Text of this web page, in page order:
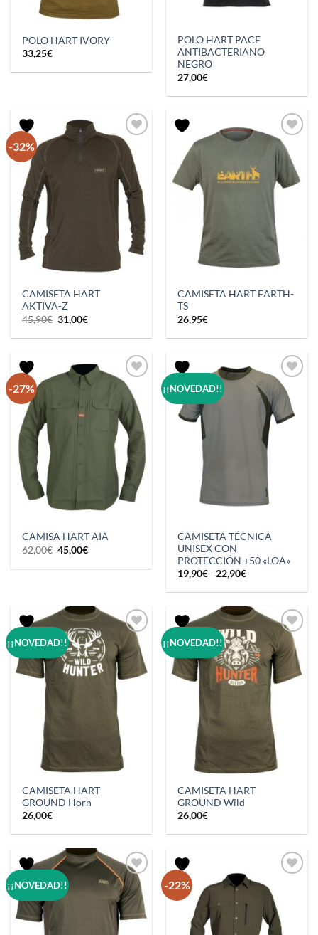
POLO HART IVORY
33,25€
POLO HART PACE
ANTIBACTERIANO
NEGRO
27,00€
-32%
CAMISETA HART
AKTIVA-Z
45,90€ El
precio
original
31,00€El
actual
CAMISETA HART EARTH-
TS
26,95€
-27%
CAMISA HART AIA
62,00€ El
precio
original
45,00€El
actual
¡¡NOVEDAD!!
CAMISETA TÉCNICA
UNISEX CON
PROTECCIÓN +50 «LOA»
19,90€- 22,90€Rango
precios:
19,90€
hasta
22,90€
¡¡NOVEDAD!!
CAMISETA HART
GROUND Horn
26,00€
¡¡NOVEDAD!!
CAMISETA HART
GROUND Wild
26,00€
¡¡NOVEDAD!! -22%